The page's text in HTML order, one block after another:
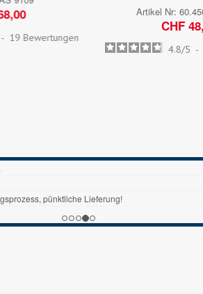
60.4509.Neutral
CHF 48,00
4.8 /5 - 32
pünktliche Lieferung!